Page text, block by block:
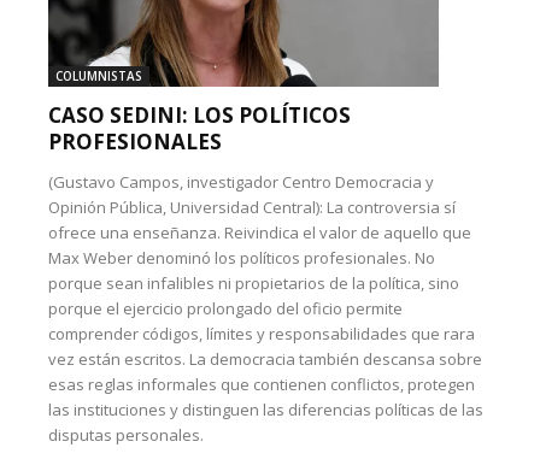
COLUMNISTAS
CASO SEDINI: LOS POLÍTICOS
PROFESIONALES
(Gustavo Campos, investigador Centro Democracia y
Opinión Pública, Universidad Central): La controversia sí
ofrece una enseñanza. Reivindica el valor de aquello que
Max Weber denominó los políticos profesionales. No
porque sean infalibles ni propietarios de la política, sino
porque el ejercicio prolongado del oficio permite
comprender códigos, límites y responsabilidades que rara
vez están escritos. La democracia también descansa sobre
esas reglas informales que contienen conflictos, protegen
las instituciones y distinguen las diferencias políticas de las
disputas personales.